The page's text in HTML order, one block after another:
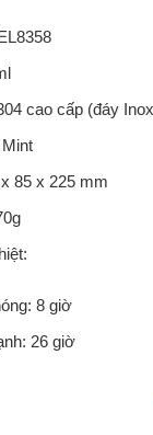
cao cấp (đáy
85 x 225 mm
8 giờ
26 giờ